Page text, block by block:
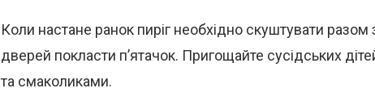
Коли настане ранок пиріг необхідно скуштувати
дверей покласти п’ятачок. Пригощайте сусідських
та смаколиками.